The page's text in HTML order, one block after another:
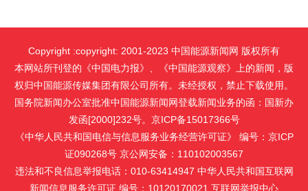
Copyright :copyright: 2001-2023 中国能源新闻网 版权所有
本网站所刊登的《中国电力报》、《中国能源观察》上的新闻，版
权归中国能源传媒集团有限公司所有。未经授权，禁止下载使用。
国务院新闻办公室批准中国能源新闻网登载新闻业务的函：国新办
发函[2000]232号。京ICP备15017366号
《中华人民共和国电信与信息服务业务经营许可证》 编号：京ICP
证090268号 京公网安备：110102003567
违法和不良信息举报电话：010-63414947 中华人民共和国互联网
新闻信息服务许可证 编号：10120170021 互联网举报中心